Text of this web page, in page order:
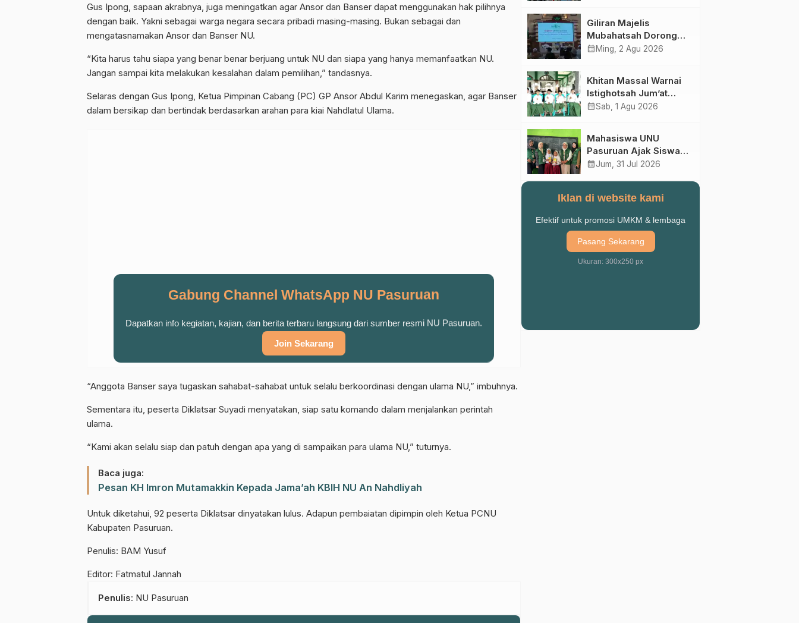
Gus Ipong, sapaan akrabnya, juga meningatkan agar Ansor dan Banser dapat menggunakan hak pilihnya
dengan baik. Yakni sebagai warga negara secara pribadi masing-masing. Bukan sebagai dan
mengatasnamakan Ansor dan Banser NU.
“Kita harus tahu siapa yang benar benar berjuang untuk NU dan siapa yang hanya memanfaatkan NU.
Jangan sampai kita melakukan kesalahan dalam pemilihan,” tandasnya.
Selaras dengan Gus Ipong, Ketua Pimpinan Cabang (PC) GP Ansor Abdul Karim menegaskan, agar Banser
dalam bersikap dan bertindak berdasarkan arahan para kiai Nahdlatul Ulama.
Gabung Channel WhatsApp NU Pasuruan
Dapatkan info kegiatan, kajian, dan berita terbaru langsung dari sumber resmi NU Pasuruan.
Join Sekarang
“Anggota Banser saya tugaskan sahabat-sahabat untuk selalu berkoordinasi dengan ulama NU,” imbuhnya.
Sementara itu, peserta Diklatsar Suyadi menyatakan, siap satu komando dalam menjalankan perintah
ulama.
“Kami akan selalu siap dan patuh dengan apa yang di sampaikan para ulama NU,” tuturnya.
Baca juga:
Pesan KH Imron Mutamakkin Kepada Jama’ah KBIH NU An Nahdliyah
Untuk diketahui, 92 peserta Diklatsar dinyatakan lulus. Adapun pembaiatan dipimpin oleh Ketua PCNU
Kabupaten Pasuruan.
Penulis: BAM Yusuf
Editor: Fatmatul Jannah
Penulis: NU Pasuruan
Abad Kedua
Giliran Majelis
Mubahatsah Dorong
Gagasan Pelembagaan
calendar_month Ming, 2 Agu 2026
Khitan Massal Warnai
Istighotsah Jum’at
Wage MWCNU
calendar_monthSab, 1 Agu 2026
Mahasiswa UNU
Pasuruan Ajak Siswa
SD Al Maksum
calendar_monthJum, 31 Jul 2026
Iklan di website kami
Efektif untuk promosi UMKM & lembaga
Pasang Sekarang
Ukuran: 300x250 px